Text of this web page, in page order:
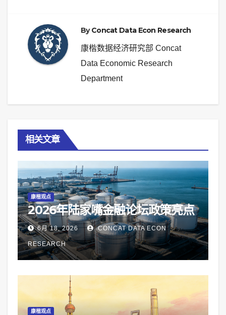
航
ByConcat Data Econ Research
康楷数据经济研究部 Concat
Data Economic Research
Department
相关文章
康楷观点
2026年陆家嘴金融论坛政策亮点
6月 18, 2026 CONCAT DATA ECON
RESEARCH
康楷观点